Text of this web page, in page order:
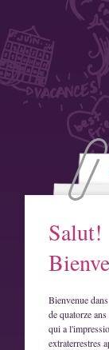
Salut!
Bienvenue
de quatorze
qui a
extraterrestres